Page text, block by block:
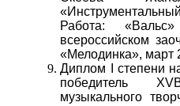
Работа:
всероссийском
«Мелодинка», март
Диплом I степени
победитель
музыкального